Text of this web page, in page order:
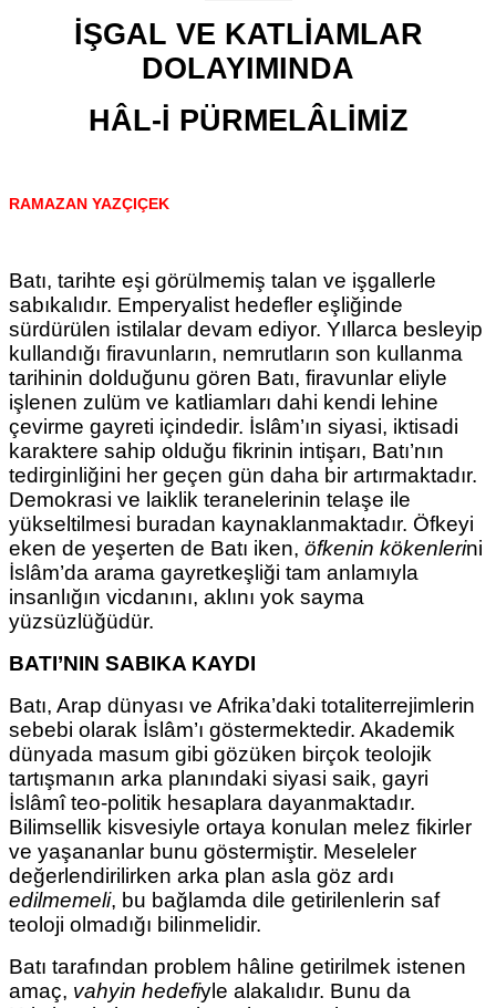
İŞGAL VE KATLİAMLAR
DOLAYIMINDA
HÂL-İ PÜRMELÂLİMİZ
RAMAZAN YAZÇIÇEK
Batı, tarihte eşi görülmemiş talan ve işgallerle
sabıkalıdır. Emperyalist hedefler eşliğinde
sürdürülen istilalar devam ediyor. Yıllarca besleyip
kullandığı firavunların, nemrutların son kullanma
tarihinin dolduğunu gören Batı, firavunlar eliyle
işlenen zulüm ve katliamları dahi kendi lehine
çevirme gayreti içindedir. İslâm’ın siyasi, iktisadi
karaktere sahip olduğu fikrinin intişarı, Batı’nın
tedirginliğini her geçen gün daha bir artırmaktadır.
Demokrasi ve laiklik teranelerinin telaşe ile
yükseltilmesi buradan kaynaklanmaktadır. Öfkeyi
eken de yeşerten de Batı iken, öfkenin kökenlerini
İslâm’da arama gayretkeşliği tam anlamıyla
insanlığın vicdanını, aklını yok sayma
yüzsüzlüğüdür.
BATI’NIN SABIKA KAYDI
Batı, Arap dünyası ve Afrika’daki totaliterrejimlerin
sebebi olarak İslâm’ı göstermektedir. Akademik
dünyada masum gibi gözüken birçok teolojik
tartışmanın arka planındaki siyasi saik, gayri
İslâmî teo-politik hesaplara dayanmaktadır.
Bilimsellik kisvesiyle ortaya konulan melez fikirler
ve yaşananlar bunu göstermiştir. Meseleler
değerlendirilirken arka plan asla göz ardı
edilmemeli, bu bağlamda dile getirilenlerin saf
teoloji olmadığı bilinmelidir.
Batı tarafından problem hâline getirilmek istenen
amaç, vahyin hedefiyle alakalıdır. Bunu da